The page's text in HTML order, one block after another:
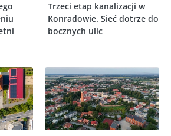
Trzeci etap kanalizacji w
Konradowie. Sieć dotrze do
bocznych ulic